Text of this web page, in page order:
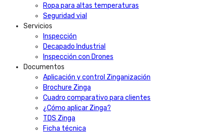
Ropa para altas temperaturas
Seguridad vial
Servicios
Inspección
Decapado Industrial
Inspección con Drones
Documentos
Aplicación y control Zinganización
Brochure Zinga
Cuadro comparativo para clientes
¿Cómo aplicar Zinga?
TDS Zinga
Ficha técnica